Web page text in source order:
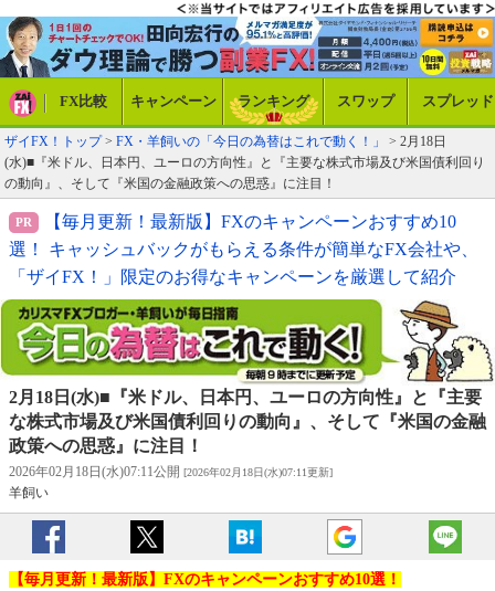
FX比較 キャンペーン ランキング スワップ スプレッド
ザイFX！トップ> FX・羊飼いの「今日の為替はこれで動く！」
> 2月18日
(水)■『米ドル、日本円、ユーロの方向性』と『主要な株式市場及び米国債利回り
の動向』、そして『米国の金融政策への思惑』に注目！
【毎月更新！最新版】FXのキャンペーンおすすめ10
選！ キャッシュバックがもらえる条件が簡単なFX会社や、
「ザイFX！」限定のお得なキャンペーンを厳選して紹介
2月18日(水)■『米ドル、日本円、ユーロの方向性』と『主要
な株式市場及び米国債利回りの動向』、そして『米国の金融
政策への思惑』に注目！
2026年02月18日(水)07:11公開 [2026年02月18日(水)07:11更新]
羊飼い
【毎月更新！最新版】FXのキャンペーンおすすめ10選！